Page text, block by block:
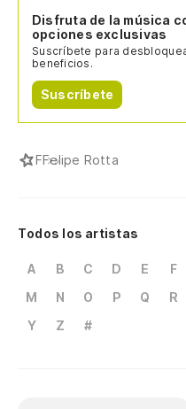
Disfruta de la música
opciones exclusivas
Suscríbete para
beneficios.
Suscríbete
FFelipe Rotta
Todos los artistas
A B C D E F
M
N O P Q R
Y
Z #